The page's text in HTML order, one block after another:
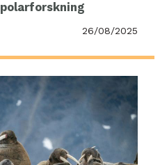
26/08/2025